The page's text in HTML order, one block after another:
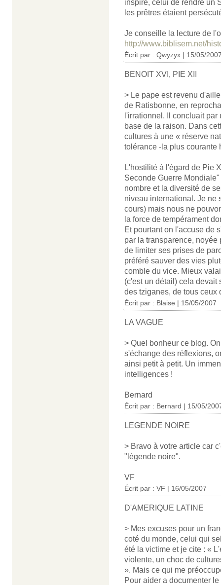
inspiré, celui de rendre un
les prêtres étaient
Je conseille la lecture de
http://www.biblisem.net/
Écrit par : Qwyzyx | 15/05/
BENOIT XVI, PIE XII
> Le pape est revenu
de Ratisbonne, en
l'irrationnel. Il concluait
base de la raison. Dans
cultures à une « réserve
tolérance -la plus courante
L'hostilité à l'égard de Pie
Seconde Guerre
nombre et la diversité de
niveau international. Je ne
cours) mais nous ne
la force de tempérament
Et pourtant on l'accuse de
par la transparence,
de limiter ses prises de
préféré sauver des vies
comble du vice. Mieux
(c'est un détail) cela devait
des tziganes, de tous ceux
Écrit par : Blaise | 15/05/2007
LA VAGUE
> Quel bonheur ce blog.
s'échange des réflexions,
ainsi petit à petit. Un
intelligences !
Bernard
Écrit par : Bernard | 15/05/
LEGENDE NOIRE
> Bravo à votre article car
"légende noire".
VF
Écrit par : VF | 16/05/2007
D'AMERIQUE LATINE
> Mes excuses pour un
coté du monde, celui qui
été la victime et je cite : «
violente, un choc de
». Mais ce qui me
Pour aider a documenter